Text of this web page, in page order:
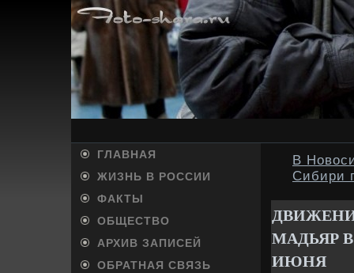
ГЛАВНАЯ
ЖИЗНЬ В РОССИИ
ФАКТЫ
ОБЩЕСТВО
АРХИВ ЗАПИСЕЙ
ОБРАТНАЯ СВЯЗЬ
В
Сибири
МАДЬЯР
ИЮНЯ